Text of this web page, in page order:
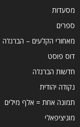
מסעדות
ספרים
מאחורי הקלעים – הברנז'ה
דוס פוסט
חדשות הברנז'ה
נקודה יהודית
תמונה אחת = אלף מילים
מוניציפאלי